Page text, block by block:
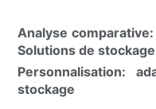
Analyse
Solutions de
Personnalisation:
stockage